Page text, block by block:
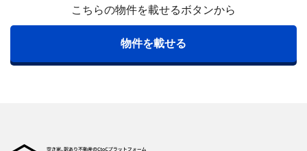
こちらの物件を載せるボタンから
物件を載せる